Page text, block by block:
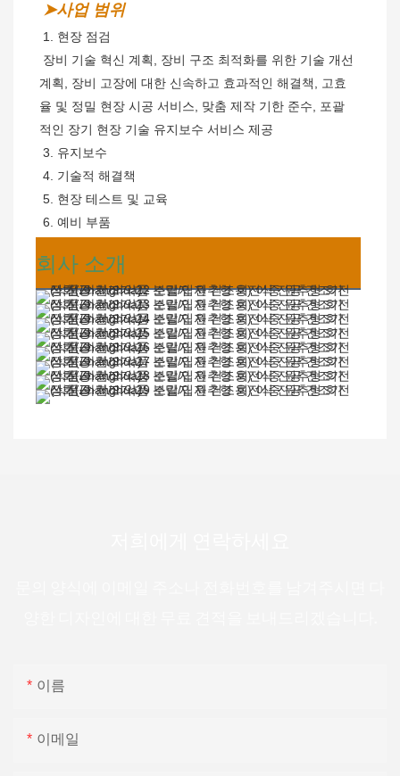
➤사업 범위
1. 현장 점검
장비 기술 혁신 계획, 장비 구조 최적화를 위한 기술 개선
계획, 장비 고장에 대한 신속하고 효과적인 해결책, 고효
율 및 정밀 현장 시공 서비스, 맞춤 제작 기한 준수, 포괄
적인 장기 현장 기술 유지보수 서비스 제공
3. 유지보수
4. 기술적 해결책
5. 현장 테스트 및 교육
6. 예비 부품
회사 소개
이름
이메일